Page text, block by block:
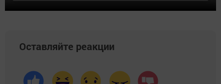
Оставляйте реакции